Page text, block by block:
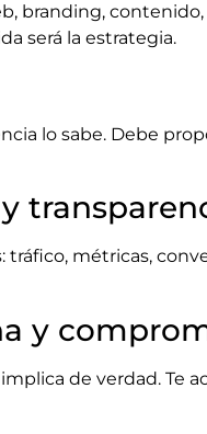
branding,
será la estrategia.
lo sabe. Debe
métricas,
y
de verdad.